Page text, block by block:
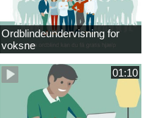
Ordblindeundervisning for
voksne
01:10